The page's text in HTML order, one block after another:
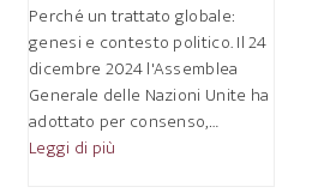
Perché un trattato globale:
genesi e contesto politico. Il 24
dicembre 2024 l'Assemblea
Generale delle Nazioni Unite ha
adottato per consenso,…
Leggi di più